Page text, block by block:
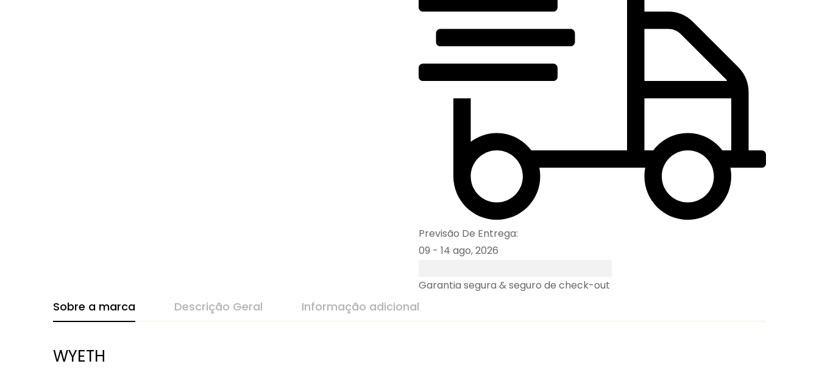
Previsão De Entrega:
09 - 14 ago, 2026
Garantia segura & seguro de check-out
Sobre a marca Descrição Geral Informação adicional
WYETH